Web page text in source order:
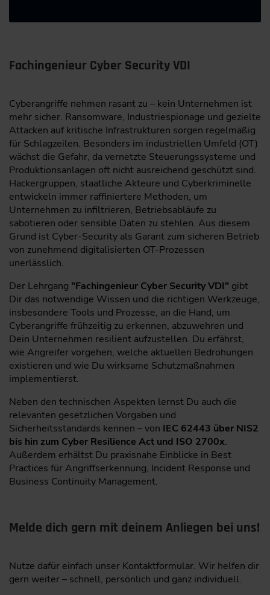
Fachingenieur Cyber Security VDI
Cyberangriffe nehmen rasant zu – kein Unternehmen ist
mehr sicher. Ransomware, Industriespionage und gezielte
Attacken auf kritische Infrastrukturen sorgen regelmäßig
für Schlagzeilen. Besonders im industriellen Umfeld (OT)
wächst die Gefahr, da vernetzte Steuerungssysteme und
Produktionsanlagen oft nicht ausreichend geschützt sind.
Hackergruppen, staatliche Akteure und Cyberkriminelle
entwickeln immer raffiniertere Methoden, um
Unternehmen zu infiltrieren, Betriebsabläufe zu
sabotieren oder sensible Daten zu stehlen. Aus diesem
Grund ist Cyber-Security als Garant zum sicheren Betrieb
von zunehmend digitalisierten OT-Prozessen
unerlässlich.
Der Lehrgang "Fachingenieur Cyber Security VDI" gibt
Dir das notwendige Wissen und die richtigen Werkzeuge,
insbesondere Tools und Prozesse, an die Hand, um
Cyberangriffe frühzeitig zu erkennen, abzuwehren und
Dein Unternehmen resilient aufzustellen. Du erfährst,
wie Angreifer vorgehen, welche aktuellen Bedrohungen
existieren und wie Du wirksame Schutzmaßnahmen
implementierst.
Neben den technischen Aspekten lernst Du auch die
relevanten gesetzlichen Vorgaben und
Sicherheitsstandards kennen – von IEC 62443 über NIS2
bis hin zum Cyber Resilience Act und ISO 2700x.
Außerdem erhältst Du praxisnahe Einblicke in Best
Practices für Angriffserkennung, Incident Response und
Business Continuity Management.
Melde dich gern mit deinem Anliegen bei uns!
Nutze dafür einfach unser Kontaktformular. Wir helfen dir
gern weiter – schnell, persönlich und ganz individuell.